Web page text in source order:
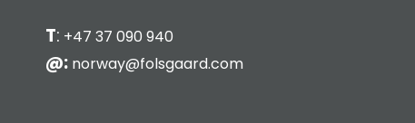
T: +47 37 090 940
@:norway@folsgaard.com